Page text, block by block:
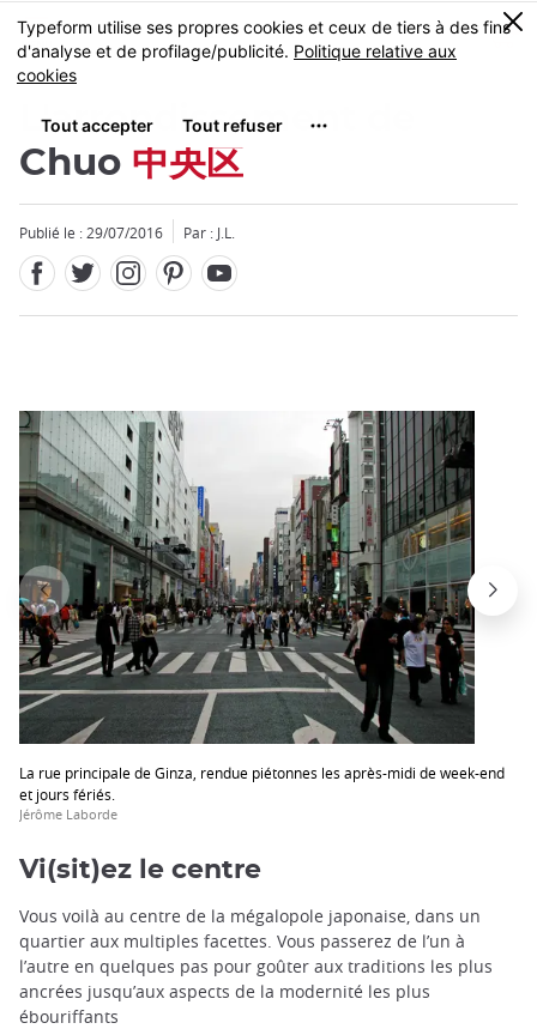
Skip
to
main
MENU
0
L'arrondissement de
Chuo 中央区
Publié le : 29/07/2016 Par : J.L.
La rue principale de Ginza, rendue piétonnes les après-midi de week-end
et jours fériés.
Jérôme Laborde
Fermer
Vi(sit)ez le centre
Vous voilà au centre de la mégalopole japonaise, dans un
quartier aux multiples facettes. Vous passerez de l’un à
l’autre en quelques pas pour goûter aux traditions les plus
ancrées jusqu’aux aspects de la modernité les plus
ébouriffants